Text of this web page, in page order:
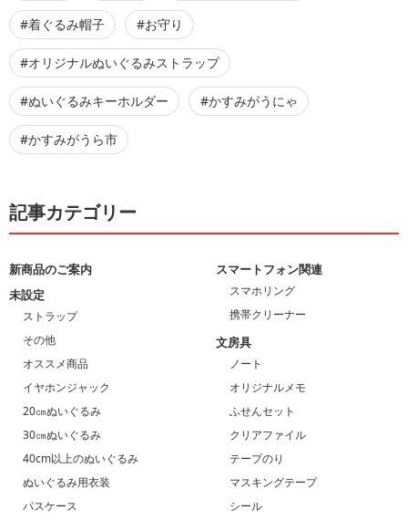
#着ぐるみ帽子 #お守り
#オリジナルぬいぐるみストラップ
#ぬいぐるみキーホルダー #かすみがうにゃ
#かすみがうら市
記事カテゴリー
新商品のご案内
未設定
ストラップ
その他
オススメ商品
イヤホンジャック
20㎝ぬいぐるみ
30㎝ぬいぐるみ
40cm以上のぬいぐるみ
ぬいぐるみ用衣装
パスケース
スマートフォン関連
スマホリング
携帯クリーナー
文房具
ノート
オリジナルメモ
ふせんセット
クリアファイル
テープのり
マスキングテープ
シール